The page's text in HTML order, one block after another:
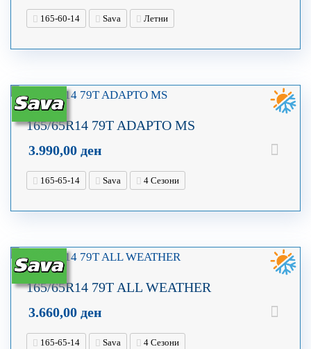
165-60-14 Sava Летни
165/65R14 79T ADAPTO MS
3.990,00 ден
165-65-14 Sava 4 Сезони
165/65R14 79T ALL WEATHER
3.660,00 ден
165-65-14 Sava 4 Сезони